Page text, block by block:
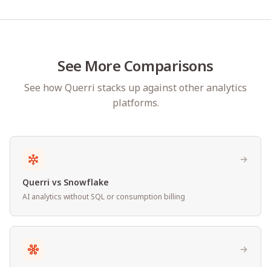
See More Comparisons
See how Querri stacks up against other analytics
platforms.
Querri vs Snowflake
AI analytics without SQL or consumption billing